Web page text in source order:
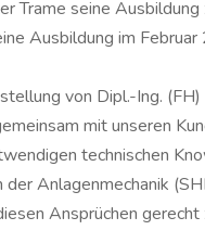
Trame seine
Ausbildung im
von Dipl.-Ing.
mit unseren
technischen
Anlagenmechanik
Ansprüchen gerecht